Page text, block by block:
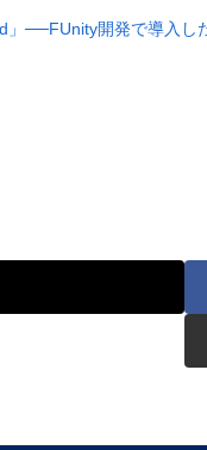
」──FUnity開発で導入し